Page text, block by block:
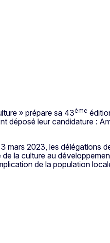
» prépare sa 43ème
déposé leur candidature :
2023, les délégations
la culture au
de la population